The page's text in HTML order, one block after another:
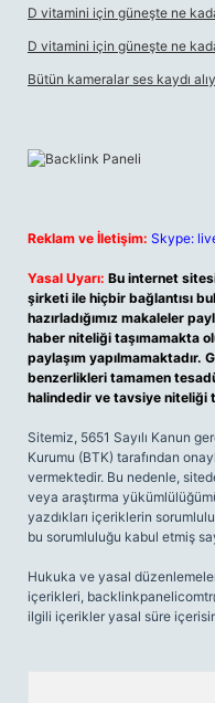
D vitamini için güneşte ne
D vitamini için güneşte ne
Bütün kameralar ses kaydı
Reklam ve İletişim: Skype:
Yasal Uyarı: Bu internet
şirketi ile hiçbir bağlantısı
hazırladığımız makaleler
haber niteliği taşımamakta
paylaşım yapılmamaktadır.
benzerlikleri tamamen
halindedir ve tavsiye niteliği
Sitemiz, 5651 Sayılı Kanun
Kurumu (BTK) tarafından
vermektedir. Bu nedenle,
veya araştırma
yazdıkları içeriklerin
bu sorumluluğu kabul etmiş
Hukuka ve yasal
içerikleri,
ilgili içerikler yasal süre